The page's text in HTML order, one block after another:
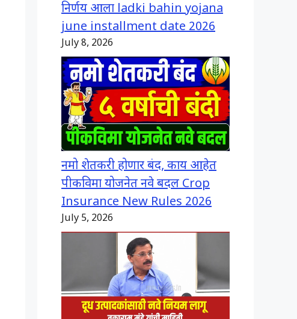
निर्णय आला ladki bahin yojana
june installment date 2026
July 8, 2026
नमो शेतकरी होणार बंद, काय आहेत
पीकविमा योजनेत नवे बदल Crop
Insurance New Rules 2026
July 5, 2026